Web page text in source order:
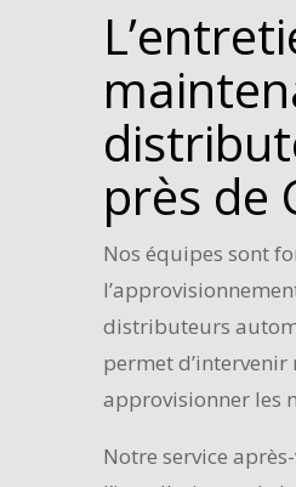
près de
Nos équipes sont
distributeurs
permet
approvisionner les
Notre service